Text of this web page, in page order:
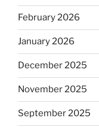
February 2026
January 2026
December 2025
November 2025
September 2025